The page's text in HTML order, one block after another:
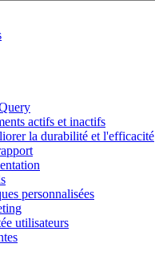
actifs et inactifs
la durabilité et l'efficacité
personnalisées
utilisateurs